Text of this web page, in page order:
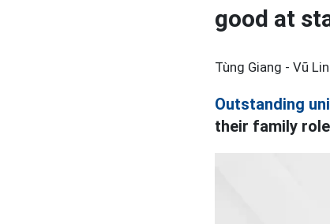
good at
Tùng Giang - Vũ
Outstanding
their family